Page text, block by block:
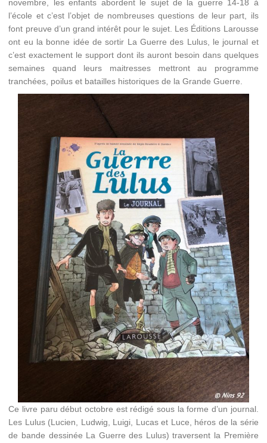
novembre, les enfants abordent le sujet de la guerre 14-18 à
l’école et c’est l’objet de nombreuses questions de leur part, ils
font preuve d’un grand intérêt pour le sujet. Les Éditions Larousse
ont eu la bonne idée de sortir La Guerre des Lulus, le journal et
c’est exactement le support dont ils auront besoin dans quelques
semaines quand leurs maitresses mettront au programme
tranchées, poilus et batailles historiques de la Grande Guerre.
Ce livre paru début octobre est rédigé sous la forme d’un journal.
Les Lulus (Lucien, Ludwig, Luigi, Lucas et Luce, héros de la série
de bande dessinée La Guerre des Lulus) traversent la Première